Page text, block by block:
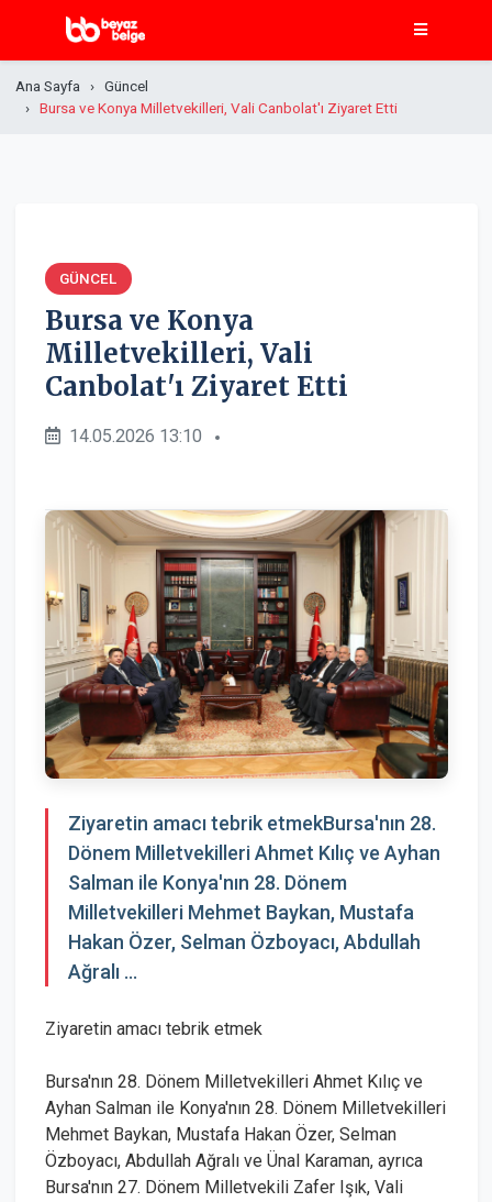
Ana Sayfa
Güncel
Bursa ve Konya Milletvekilleri, Vali Canbolat'ı Ziyaret Etti
GÜNCEL
Bursa ve Konya
Milletvekilleri, Vali
Canbolat'ı Ziyaret Etti
14.05.2026 13:10
Ziyaretin amacı tebrik etmekBursa'nın 28.
Dönem Milletvekilleri Ahmet Kılıç ve Ayhan
Salman ile Konya'nın 28. Dönem
Milletvekilleri Mehmet Baykan, Mustafa
Hakan Özer, Selman Özboyacı, Abdullah
Ağralı ...
Ziyaretin amacı tebrik etmek
Bursa'nın 28. Dönem Milletvekilleri Ahmet Kılıç ve
Ayhan Salman ile Konya'nın 28. Dönem Milletvekilleri
Mehmet Baykan, Mustafa Hakan Özer, Selman
Özboyacı, Abdullah Ağralı ve Ünal Karaman, ayrıca
Bursa'nın 27. Dönem Milletvekili Zafer Işık, Vali